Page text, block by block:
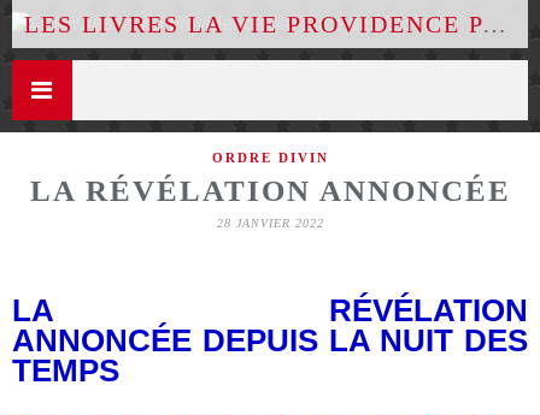
LES LIVRES LA VIE PROVIDENCE PAR LUCE DES ÉTOILES
ORDRE DIVIN
LA RÉVÉLATION ANNONCÉE
28 JANVIER 2022
LA RÉVÉLATION
ANNONCÉE DEPUIS LA NUIT DES
TEMPS